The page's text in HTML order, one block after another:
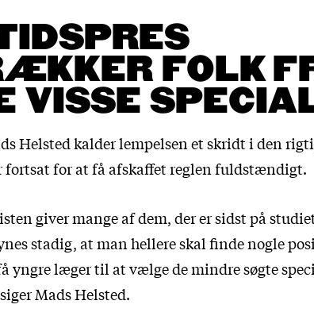
FOLK
VISSE
Helsted kalder lempelsen et skridt i den
fortsat for at få afskaffet reglen fuldstændigt.
giver mange af dem, der er sidst på
stadig, at man hellere skal finde nogle
yngre læger til at vælge de mindre søgte
Mads Helsted.